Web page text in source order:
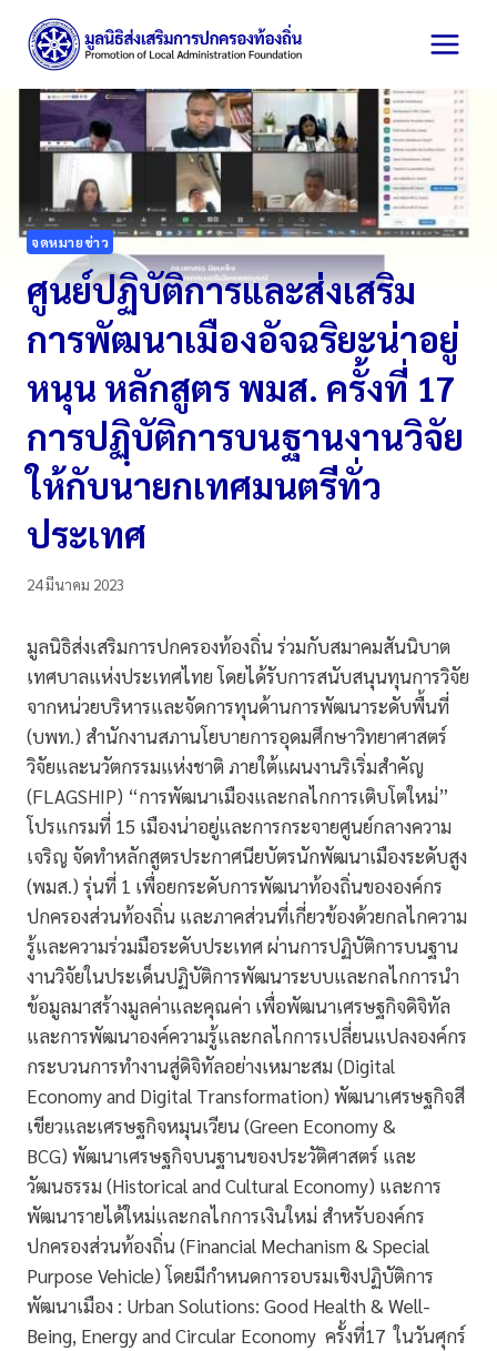
content
จดหมายข่าว
ศูนย์ปฏิบัติการและส่งเสริม
การพัฒนาเมืองอัจฉริยะน่าอยู่
หนุน หลักสูตร พมส. ครั้งที่ 17
การปฏฺิบัติการบนฐานงานวิจัย
ให้กับนายกเทศมนตรีทั่ว
ประเทศ
24 มีนาคม 2023
มูลนิธิส่งเสริมการปกครองท้องถิ่น ร่วมกับสมาคมสันนิบาต
เทศบาลแห่งประเทศไทย โดยได้รับการสนับสนุนทุนการวิจัย
จากหน่วยบริหารและจัดการทุนด้านการพัฒนาระดับพื้นที่
(บพท.) สำนักงานสภานโยบายการอุดมศึกษาวิทยาศาสตร์
วิจัยและนวัตกรรมแห่งชาติ ภายใต้แผนงานริเริ่มสำคัญ
(FLAGSHIP) “การพัฒนาเมืองและกลไกการเติบโตใหม่”
โปรแกรมที่ 15 เมืองน่าอยู่และการกระจายศูนย์กลางความ
เจริญ จัดทำหลักสูตรประกาศนียบัตรนักพัฒนาเมืองระดับสูง
(พมส.) รุ่นที่ 1 เพื่อยกระดับการพัฒนาท้องถิ่นขององค์กร
ปกครองส่วนท้องถิ่น และภาคส่วนที่เกี่ยวข้องด้วยกลไกความ
รู้และความร่วมมือระดับประเทศ ผ่านการปฏิบัติการบนฐาน
งานวิจัยในประเด็นปฏิบัติการพัฒนาระบบและกลไกการนำ
ข้อมูลมาสร้างมูลค่าและคุณค่า เพื่อพัฒนาเศรษฐกิจดิจิทัล
และการพัฒนาองค์ความรู้และกลไกการเปลี่ยนแปลงองค์กร
กระบวนการทำงานสู่ดิจิทัลอย่างเหมาะสม (Digital
Economy and Digital Transformation) พัฒนาเศรษฐกิจสี
เขียวและเศรษฐกิจหมุนเวียน (Green Economy &
BCG) พัฒนาเศรษฐกิจบนฐานของประวัติศาสตร์ และ
วัฒนธรรม (Historical and Cultural Economy) และการ
พัฒนารายได้ใหม่และกลไกการเงินใหม่ สำหรับองค์กร
ปกครองส่วนท้องถิ่น (Financial Mechanism & Special
Purpose Vehicle) โดยมีกำหนดการอบรมเชิงปฏิบัติการ
พัฒนาเมือง : Urban Solutions: Good Health & Well-
Being, Energy and Circular Economy ครั้งที่17 ในวันศุกร์